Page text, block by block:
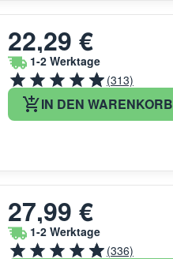
22,29 €
1-2 Werktage
(313)
IN DEN WARENKORB
27,99 €
1-2 Werktage
(336)